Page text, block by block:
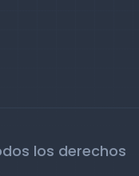
los derechos